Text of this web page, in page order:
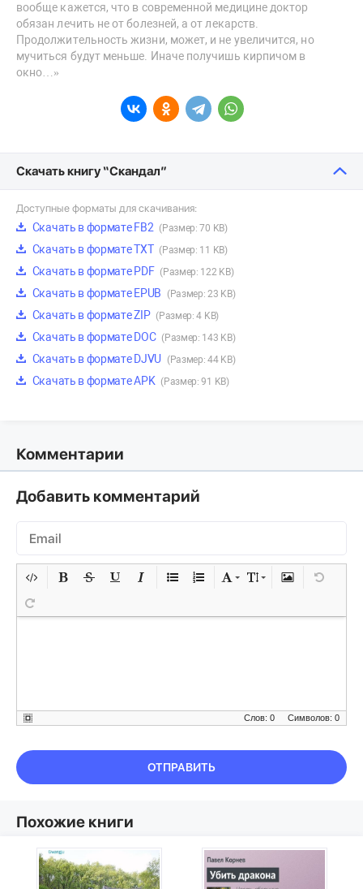
вообще кажется, что в современной медицине доктор
обязан лечить не от болезней, а от лекарств.
Продолжительность жизни, может, и не увеличится, но
мучиться будут меньше. Иначе получишь кирпичом в
окно…»
Скачать книгу “Скандал”
Доступные форматы для скачивания:
Скачать в формате FB2 (Размер: 70 KB)
Скачать в формате TXT (Размер: 11 KB)
Скачать в формате PDF (Размер: 122 KB)
Скачать в формате EPUB (Размер: 23 KB)
Скачать в формате ZIP (Размер: 4 KB)
Скачать в формате DOC (Размер: 143 KB)
Скачать в формате DJVU (Размер: 44 KB)
Скачать в формате APK (Размер: 91 KB)
Комментарии
Добавить комментарий
Символов: 0
Слов: 0
ОТПРАВИТЬ
Похожие книги